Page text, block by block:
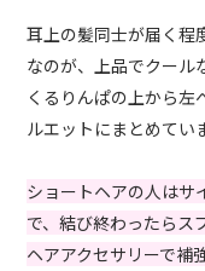
耳上の髪同士が届く程
なのが、上品でクール
くるりんぱの上から左
ルエットにまとめてい
ショートヘアの人はサ
で、結び終わったらス
ヘアアクセサリーで補